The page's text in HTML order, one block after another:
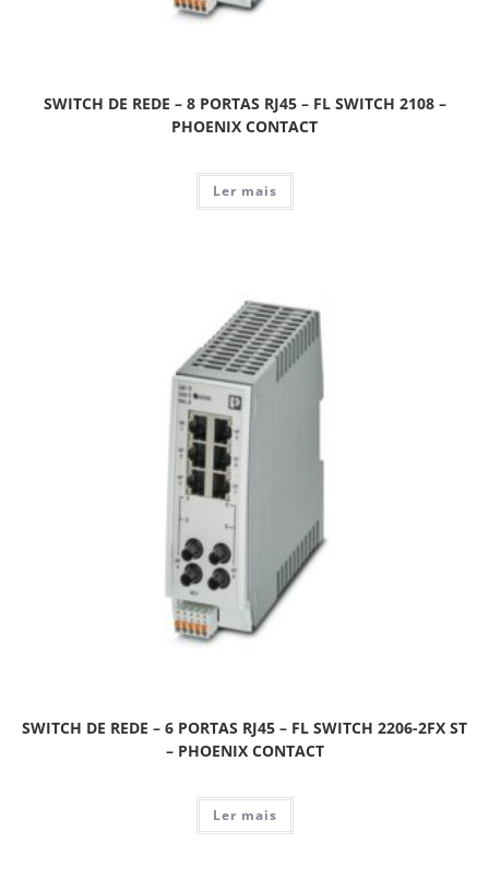
SWITCH DE REDE – 8 PORTAS RJ45 – FL SWITCH 2108 –
PHOENIX CONTACT
Ler mais
SWITCH DE REDE – 6 PORTAS RJ45 – FL SWITCH 2206-2FX ST
– PHOENIX CONTACT
Ler mais